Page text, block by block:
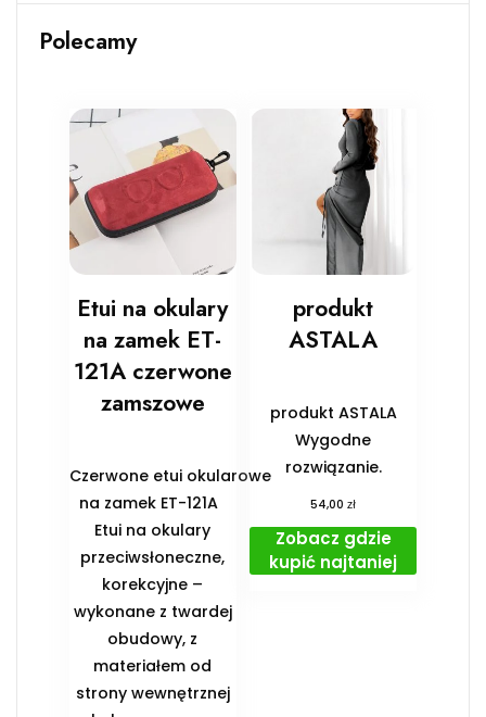
Polecamy
Etui na okulary
na zamek ET-
121A czerwone
zamszowe
Czerwone etui okularowe
na zamek ET-121A
Etui na okulary
przeciwsłoneczne,
korekcyjne –
wykonane z twardej
obudowy, z
materiałem od
strony wewnętrznej
produkt
ASTALA
produkt ASTALA
Wygodne
rozwiązanie.
54,00zł
Zobacz gdzie
kupić najtaniej